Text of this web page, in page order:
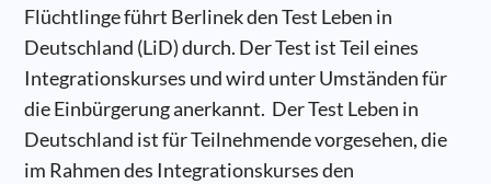
Flüchtlinge führt Berlinek den Test Leben in
Deutschland (LiD) durch. Der Test ist Teil eines
Integrationskurses und wird unter Umständen für
die Einbürgerung anerkannt. Der Test Leben in
Deutschland ist für Teilnehmende vorgesehen, die
im Rahmen des Integrationskurses den